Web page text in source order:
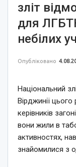
зліт
для
небілих
Опубліковано
Національний
Вірджинії цього
керівників
вони жили в
активностях,
знайомилися з